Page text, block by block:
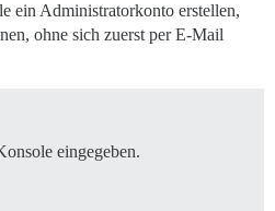
ein Administratorkonto erstellen,
ohne sich zuerst per E-Mail
eingegeben.